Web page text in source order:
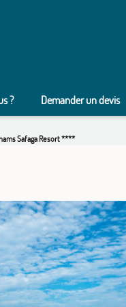
? Demander un devis
Safaga Resort ****